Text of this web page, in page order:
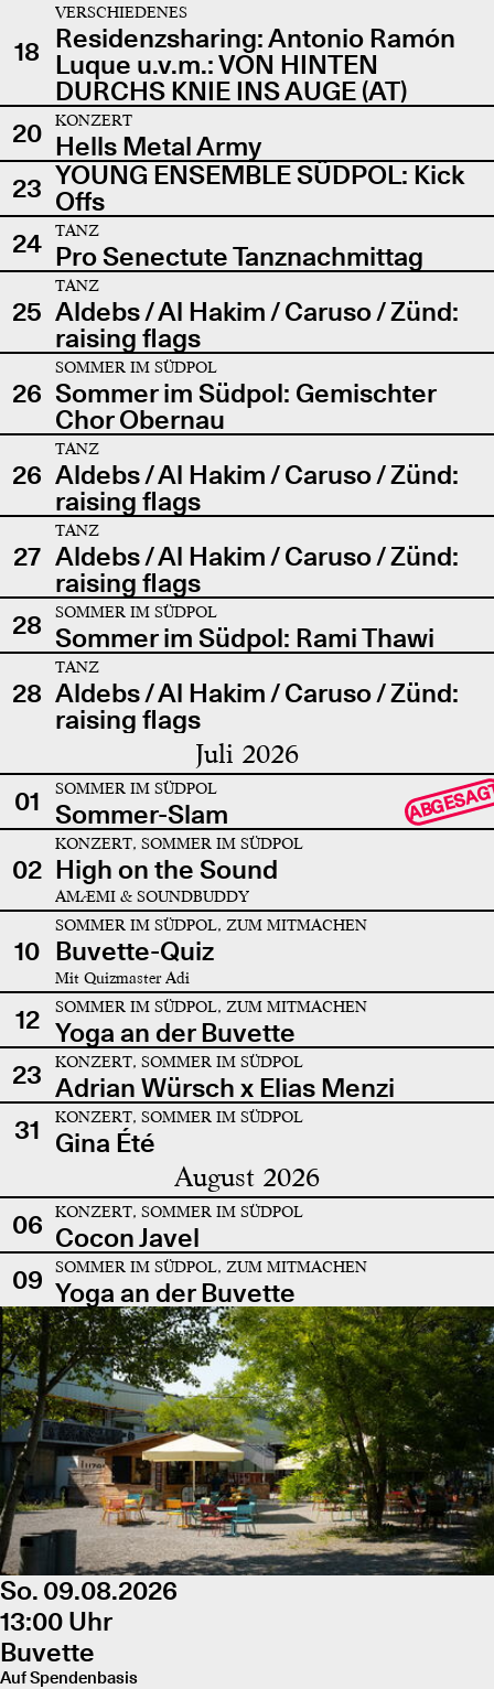
18
VERSCHIEDENES
Residenzsharing: Antonio Ramón
Luque u.v.m.: VON HINTEN
DURCHS KNIE INS AUGE (AT)
20
KONZERT
Hells Metal Army
23 YOUNG ENSEMBLE SÜDPOL: Kick
Offs
24
TANZ
Pro Senectute Tanznachmittag
25
TANZ
Aldebs / Al Hakim / Caruso / Zünd:
raising flags
26
SOMMER IM SÜDPOL
Sommer im Südpol: Gemischter
Chor Obernau
26
TANZ
Aldebs / Al Hakim / Caruso / Zünd:
raising flags
27
TANZ
Aldebs / Al Hakim / Caruso / Zünd:
raising flags
28
SOMMER IM SÜDPOL
Sommer im Südpol: Rami Thawi
28
TANZ
Aldebs / Al Hakim / Caruso / Zünd:
raising flags
Juli 2026
01 SOMMER IM SÜDPOL
Sommer-Slam
02
KONZERT, SOMMER IM SÜDPOL
High on the Sound
AMÆMI & SOUNDBUDDY
10
SOMMER IM SÜDPOL, ZUM MITMACHEN
Buvette-Quiz
Mit Quizmaster Adi
12 SOMMER IM SÜDPOL, ZUM MITMACHEN
Yoga an der Buvette
23
KONZERT, SOMMER IM SÜDPOL
Adrian Würsch x Elias Menzi
31
KONZERT, SOMMER IM SÜDPOL
Gina Été
August 2026
06 KONZERT, SOMMER IM SÜDPOL
Cocon Javel
09
SOMMER IM SÜDPOL, ZUM MITMACHEN
Yoga an der Buvette
So. 09.08.2026
13:00 Uhr
Buvette
Auf Spendenbasis